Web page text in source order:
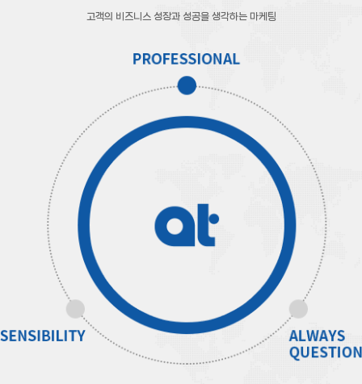
고객의 비즈니스 성장과 성공을 생각하는 마케팅